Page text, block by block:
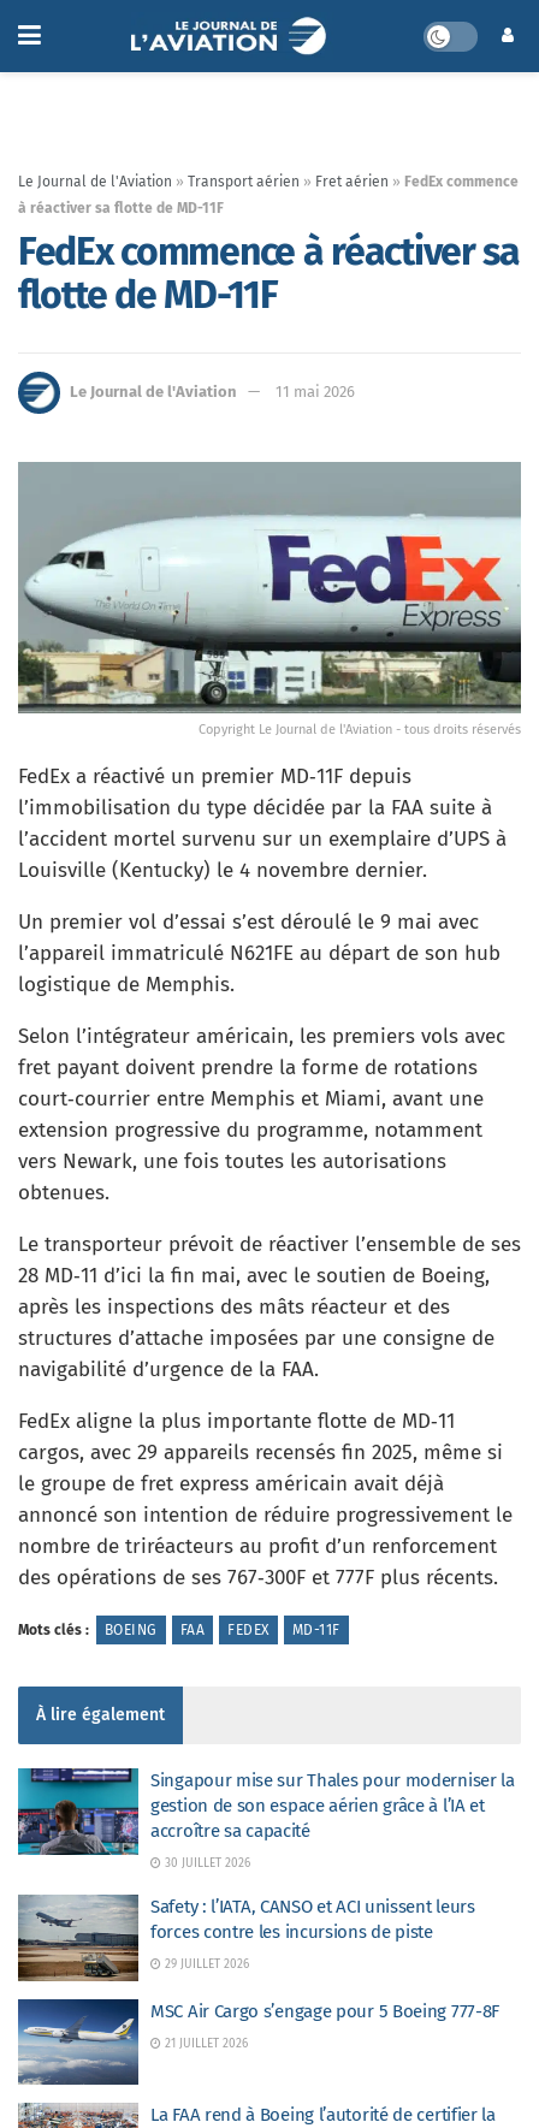
Le Journal de l'Aviation » Transport aérien » Fret aérien » FedEx commence
à réactiver sa flotte de MD-11F
FedEx commence à réactiver sa
flotte de MD-11F
Le Journal de l'Aviation 11 mai 2026
Copyright Le Journal de l'Aviation - tous droits réservés
FedEx a réactivé un premier MD‑11F depuis
l’immobilisation du type décidée par la FAA suite à
l’accident mortel survenu sur un exemplaire d’UPS à
Louisville (Kentucky) le 4 novembre dernier.
Un premier vol d’essai s’est déroulé le 9 mai avec
l’appareil immatriculé N621FE au départ de son hub
logistique de Memphis.
Selon l’intégrateur américain, les premiers vols avec
fret payant doivent prendre la forme de rotations
court‑courrier entre Memphis et Miami, avant une
extension progressive du programme, notamment
vers Newark, une fois toutes les autorisations
obtenues.
Le transporteur prévoit de réactiver l’ensemble de ses
28 MD‑11 d’ici la fin mai, avec le soutien de Boeing,
après les inspections des mâts réacteur et des
structures d’attache imposées par une consigne de
navigabilité d’urgence de la FAA.
FedEx aligne la plus importante flotte de MD‑11
cargos, avec 29 appareils recensés fin 2025, même si
le groupe de fret express américain avait déjà
annoncé son intention de réduire progressivement le
nombre de triréacteurs au profit d’un renforcement
des opérations de ses 767‑300F et 777F plus récents.
Mots clés : BOEING FAA FEDEX MD-11F
À lire également
Singapour mise sur Thales pour moderniser la
gestion de son espace aérien grâce à l’IA et
accroître sa capacité
30 JUILLET 2026
Safety : l’IATA, CANSO et ACI unissent leurs
forces contre les incursions de piste
29 JUILLET 2026
MSC Air Cargo s’engage pour 5 Boeing 777-8F
21 JUILLET 2026
La FAA rend à Boeing l’autorité de certifier la